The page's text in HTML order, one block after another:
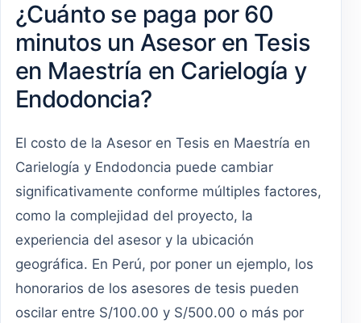
¿Cuánto se paga por 60
minutos un Asesor en Tesis
en Maestría en Carielogía y
Endodoncia?
El costo de la Asesor en Tesis en Maestría en
Carielogía y Endodoncia puede cambiar
significativamente conforme múltiples factores,
como la complejidad del proyecto, la
experiencia del asesor y la ubicación
geográfica. En Perú, por poner un ejemplo, los
honorarios de los asesores de tesis pueden
oscilar entre S/100.00 y S/500.00 o más por